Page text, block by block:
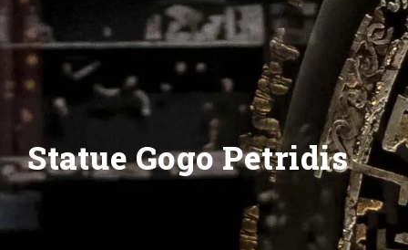
Statue Gogo Petridis